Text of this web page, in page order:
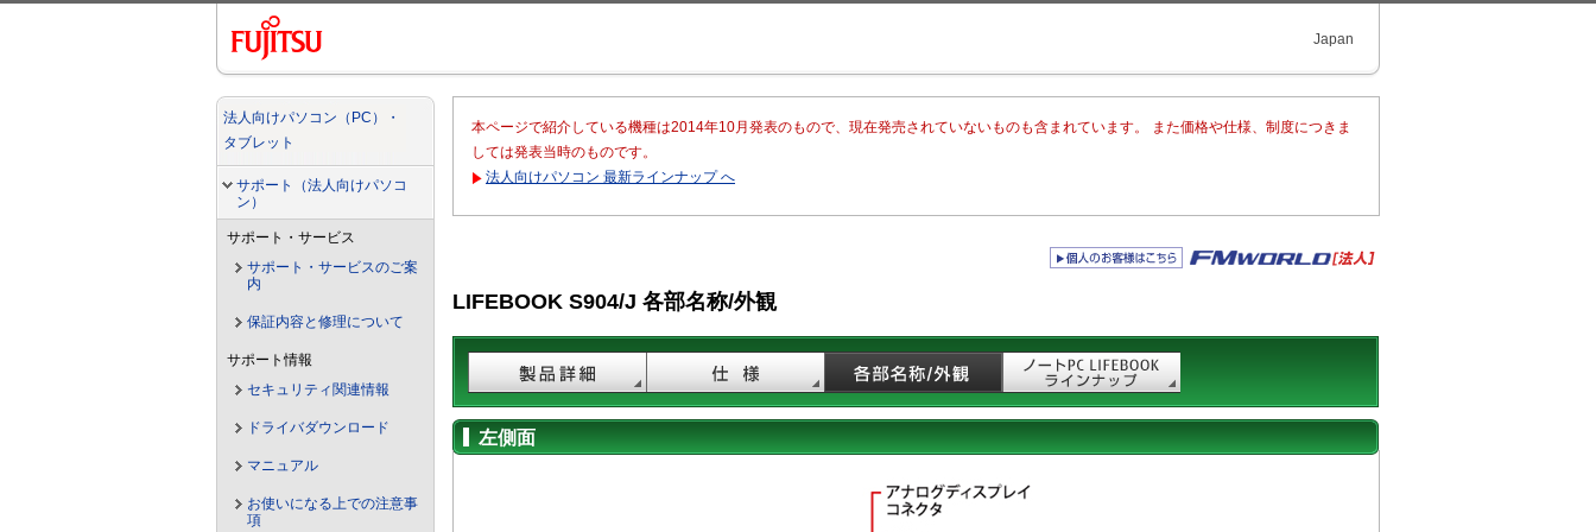
Japan
法人向けパソコン（PC）・
タブレット
サポート（法人向けパソコ
ン）
サポート・サービス
サポート・サービスのご案
内
保証内容と修理について
サポート情報
セキュリティ関連情報
ドライバダウンロード
マニュアル
お使いになる上での注意事
項
本ページで紹介している機種は2014年10月発表のもので、現在発売されていないものも含まれています。 また価格や仕様、制度につきま
しては発表当時のものです。
法人向けパソコン 最新ラインナップ へ
LIFEBOOK S904/J 各部名称/外観
左側面